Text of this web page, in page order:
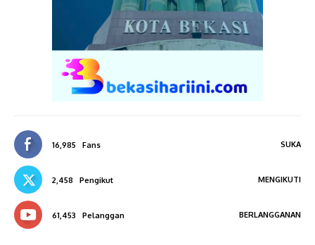
16,985 Fans SUKA
2,458 Pengikut MENGIKUTI
61,453 Pelanggan BERLANGGANAN